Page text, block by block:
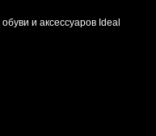
и аксессуаров Ideal